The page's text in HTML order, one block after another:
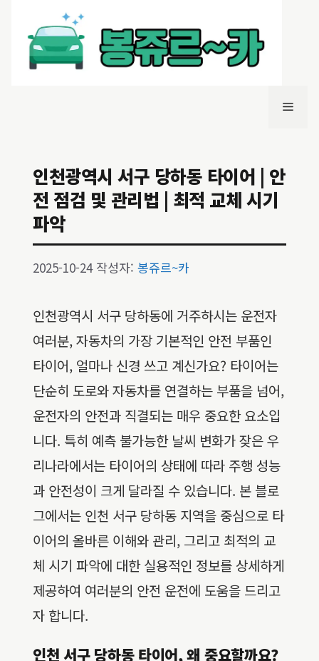
메
인천광역시 서구 당하동 타이어 | 안
전 점검 및 관리법 | 최적 교체 시기
파악
2025-10-24 작성자: 봉쥬르~카
인천광역시 서구 당하동에 거주하시는 운전자
여러분, 자동차의 가장 기본적인 안전 부품인
타이어, 얼마나 신경 쓰고 계신가요? 타이어는
단순히 도로와 자동차를 연결하는 부품을 넘어,
운전자의 안전과 직결되는 매우 중요한 요소입
니다. 특히 예측 불가능한 날씨 변화가 잦은 우
리나라에서는 타이어의 상태에 따라 주행 성능
과 안전성이 크게 달라질 수 있습니다. 본 블로
그에서는 인천 서구 당하동 지역을 중심으로 타
이어의 올바른 이해와 관리, 그리고 최적의 교
체 시기 파악에 대한 실용적인 정보를 상세하게
제공하여 여러분의 안전 운전에 도움을 드리고
자 합니다.
인천 서구 당하동 타이어, 왜 중요할까요?